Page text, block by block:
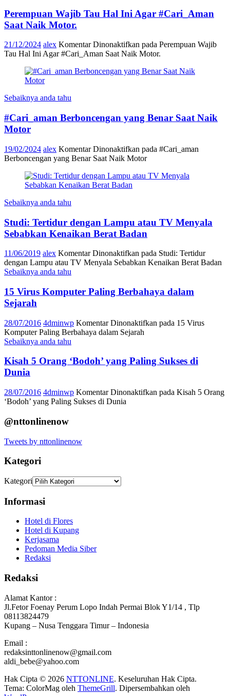
Perempuan Wajib Tau Hal Ini Agar #Cari_Aman
Saat Naik Motor.
21/12/2024 alex Komentar Dinonaktifkan pada Perempuan Wajib
Tau Hal Ini Agar #Cari_Aman Saat Naik Motor.
Sebaiknya anda tahu
#Cari_aman Berboncengan yang Benar Saat Naik
Motor
19/02/2024 alex Komentar Dinonaktifkan pada #Cari_aman
Berboncengan yang Benar Saat Naik Motor
Sebaiknya anda tahu
Studi: Tertidur dengan Lampu atau TV Menyala
Sebabkan Kenaikan Berat Badan
11/06/2019 alex Komentar Dinonaktifkan pada Studi: Tertidur
dengan Lampu atau TV Menyala Sebabkan Kenaikan Berat Badan
Sebaiknya anda tahu
15 Virus Komputer Paling Berbahaya dalam
Sejarah
28/07/2016 4dminwp Komentar Dinonaktifkan pada 15 Virus
Komputer Paling Berbahaya dalam Sejarah
Sebaiknya anda tahu
Kisah 5 Orang ‘Bodoh’ yang Paling Sukses di
Dunia
28/07/2016 4dminwp Komentar Dinonaktifkan pada Kisah 5 Orang
‘Bodoh’ yang Paling Sukses di Dunia
@nttonlinenow
Tweets by nttonlinenow
Kategori
Kategori
Informasi
Hotel di Flores
Hotel di Kupang
Kerjasama
Pedoman Media Siber
Redaksi
Redaksi
Alamat Kantor :
Jl.Fetor Foenay Perum Lopo Indah Permai Blok Y1/14 , Tlp
08113824479
Kupang – Nusa Tenggara Timur – Indonesia
Email :
redaksinttonlinenow@gmail.com
aldi_bebe@yahoo.com
Hak Cipta © 2026 NTTONLINE. Keseluruhan Hak Cipta.
Tema: ColorMag oleh ThemeGrill. Dipersembahkan oleh